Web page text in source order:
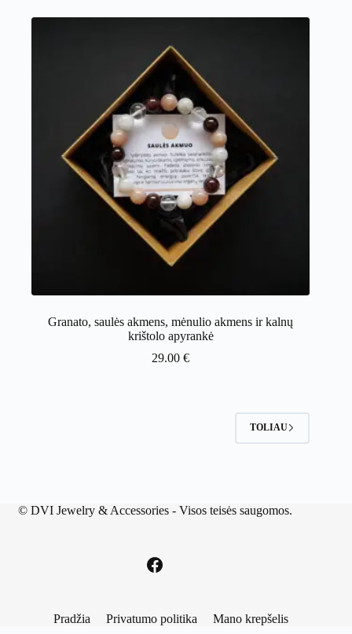
Granato, saulės akmens, mėnulio akmens ir kalnų
krištolo apyrankė
29.00€
TOLIAU
© DVI Jewelry & Accessories- Visos teisės saugomos.
Pradžia Privatumo politika Mano krepšelis